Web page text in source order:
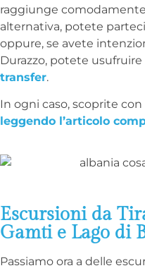
raggiunge
alternativa, potete
oppure, se avete
Durazzo, potete
transfer.
In ogni caso, scoprite con
leggendo l’articolo
Escursioni da
Gamti e Lago di
Passiamo ora a delle